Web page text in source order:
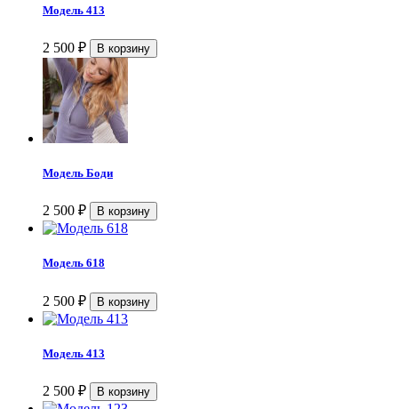
Модель 413
2 500 ₽
Модель Боди
2 500 ₽
Модель 618
2 500 ₽
Модель 413
2 500 ₽